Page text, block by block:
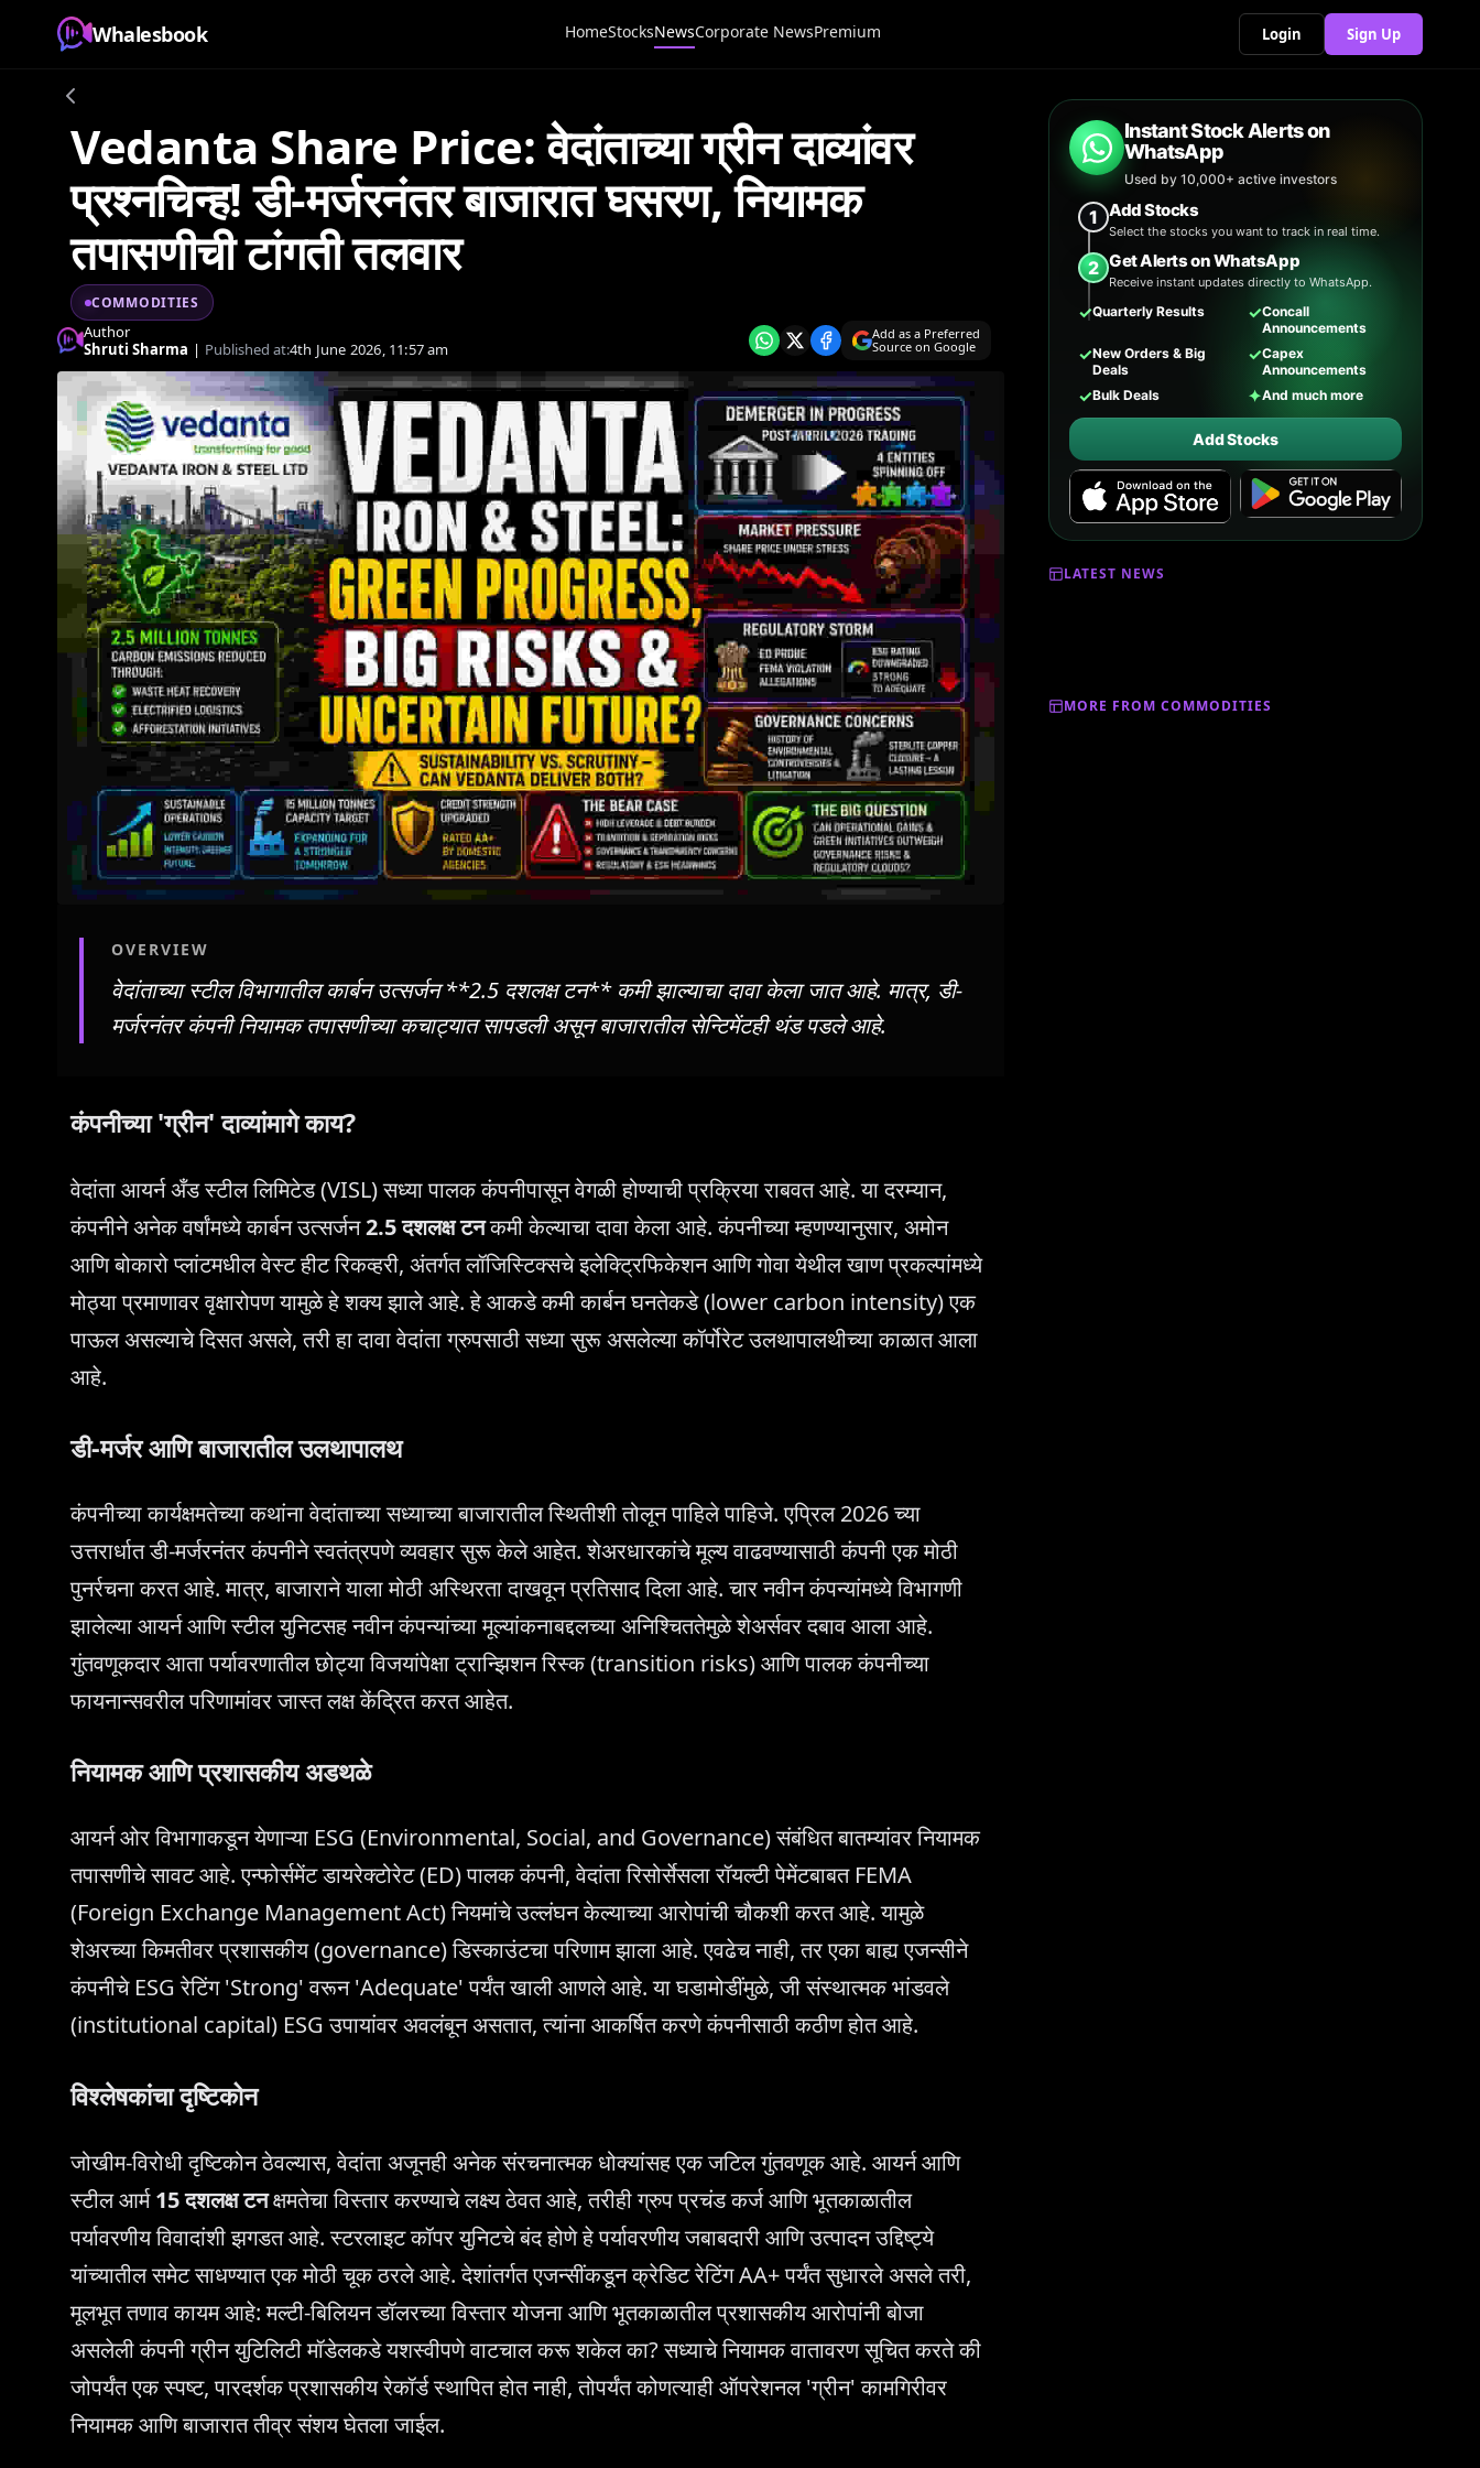
Whalesbook HomeStocksNewsCorporate NewsPremium Login Sign Up
Vedanta Share Price: वेदांताच्या ग्रीन दाव्यांवर
प्रश्नचिन्ह! डी-मर्जरनंतर बाजारात घसरण, नियामक
तपासणीची टांगती तलवार
COMMODITIES
Author
Shruti Sharma | Published at:4th June 2026, 11:57 am
Add as a Preferred
Source on Google
OVERVIEW
वेदांताच्या स्टील विभागातील कार्बन उत्सर्जन **2.5 दशलक्ष टन** कमी झाल्याचा दावा केला जात आहे. मात्र, डी-
मर्जरनंतर कंपनी नियामक तपासणीच्या कचाट्यात सापडली असून बाजारातील सेन्टिमेंटही थंड पडले आहे.
कंपनीच्या 'ग्रीन' दाव्यांमागे काय?
वेदांता आयर्न अँड स्टील लिमिटेड (VISL) सध्या पालक कंपनीपासून वेगळी होण्याची प्रक्रिया राबवत आहे. या दरम्यान,
कंपनीने अनेक वर्षांमध्ये कार्बन उत्सर्जन2.5 दशलक्ष टनकमी केल्याचा दावा केला आहे. कंपनीच्या म्हणण्यानुसार, अमोन
आणि बोकारो प्लांटमधील वेस्ट हीट रिकव्हरी, अंतर्गत लॉजिस्टिक्सचे इलेक्ट्रिफिकेशन आणि गोवा येथील खाण प्रकल्पांमध्ये
मोठ्या प्रमाणावर वृक्षारोपण यामुळे हे शक्य झाले आहे. हे आकडे कमी कार्बन घनतेकडे (lower carbon intensity) एक
पाऊल असल्याचे दिसत असले, तरी हा दावा वेदांता ग्रुपसाठी सध्या सुरू असलेल्या कॉर्पोरेट उलथापालथीच्या काळात आला
आहे.
डी-मर्जर आणि बाजारातील उलथापालथ
कंपनीच्या कार्यक्षमतेच्या कथांना वेदांताच्या सध्याच्या बाजारातील स्थितीशी तोलून पाहिले पाहिजे. एप्रिल 2026 च्या
उत्तरार्धात डी-मर्जरनंतर कंपनीने स्वतंत्रपणे व्यवहार सुरू केले आहेत. शेअरधारकांचे मूल्य वाढवण्यासाठी कंपनी एक मोठी
पुनर्रचना करत आहे. मात्र, बाजाराने याला मोठी अस्थिरता दाखवून प्रतिसाद दिला आहे. चार नवीन कंपन्यांमध्ये विभागणी
झालेल्या आयर्न आणि स्टील युनिटसह नवीन कंपन्यांच्या मूल्यांकनाबद्दलच्या अनिश्चिततेमुळे शेअर्सवर दबाव आला आहे.
गुंतवणूकदार आता पर्यावरणातील छोट्या विजयांपेक्षा ट्रान्झिशन रिस्क (transition risks) आणि पालक कंपनीच्या
फायनान्सवरील परिणामांवर जास्त लक्ष केंद्रित करत आहेत.
नियामक आणि प्रशासकीय अडथळे
आयर्न ओर विभागाकडून येणाऱ्या ESG (Environmental, Social, and Governance) संबंधित बातम्यांवर नियामक
तपासणीचे सावट आहे. एन्फोर्समेंट डायरेक्टोरेट (ED) पालक कंपनी, वेदांता रिसोर्सेसला रॉयल्टी पेमेंटबाबत FEMA
(Foreign Exchange Management Act) नियमांचे उल्लंघन केल्याच्या आरोपांची चौकशी करत आहे. यामुळे
शेअरच्या किमतीवर प्रशासकीय (governance) डिस्काउंटचा परिणाम झाला आहे. एवढेच नाही, तर एका बाह्य एजन्सीने
कंपनीचे ESG रेटिंग 'Strong' वरून 'Adequate' पर्यंत खाली आणले आहे. या घडामोडींमुळे, जी संस्थात्मक भांडवले
(institutional capital) ESG उपायांवर अवलंबून असतात, त्यांना आकर्षित करणे कंपनीसाठी कठीण होत आहे.
विश्लेषकांचा दृष्टिकोन
जोखीम-विरोधी दृष्टिकोन ठेवल्यास, वेदांता अजूनही अनेक संरचनात्मक धोक्यांसह एक जटिल गुंतवणूक आहे. आयर्न आणि
स्टील आर्म15 दशलक्ष टनक्षमतेचा विस्तार करण्याचे लक्ष्य ठेवत आहे, तरीही ग्रुप प्रचंड कर्ज आणि भूतकाळातील
पर्यावरणीय विवादांशी झगडत आहे. स्टरलाइट कॉपर युनिटचे बंद होणे हे पर्यावरणीय जबाबदारी आणि उत्पादन उद्दिष्ट्ये
यांच्यातील समेट साधण्यात एक मोठी चूक ठरले आहे. देशांतर्गत एजन्सींकडून क्रेडिट रेटिंग AA+ पर्यंत सुधारले असले तरी,
मूलभूत तणाव कायम आहे: मल्टी-बिलियन डॉलरच्या विस्तार योजना आणि भूतकाळातील प्रशासकीय आरोपांनी बोजा
असलेली कंपनी ग्रीन युटिलिटी मॉडेलकडे यशस्वीपणे वाटचाल करू शकेल का? सध्याचे नियामक वातावरण सूचित करते की
जोपर्यंत एक स्पष्ट, पारदर्शक प्रशासकीय रेकॉर्ड स्थापित होत नाही, तोपर्यंत कोणत्याही ऑपरेशनल 'ग्रीन' कामगिरीवर
नियामक आणि बाजारात तीव्र संशय घेतला जाईल.
Instant Stock Alerts on
WhatsApp
Used by 10,000+ active investors
1 Add Stocks
Select the stocks you want to track in real time.
2 Get Alerts on WhatsApp
Receive instant updates directly to WhatsApp.
✓Quarterly Results ✓Concall
Announcements
✓New Orders & Big
Deals
✓Capex
Announcements
✓Bulk Deals ✦And much more
Add Stocks
LATEST NEWS
MORE FROM COMMODITIES